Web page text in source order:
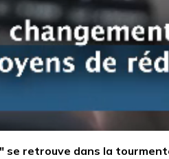
se retrouve dans la